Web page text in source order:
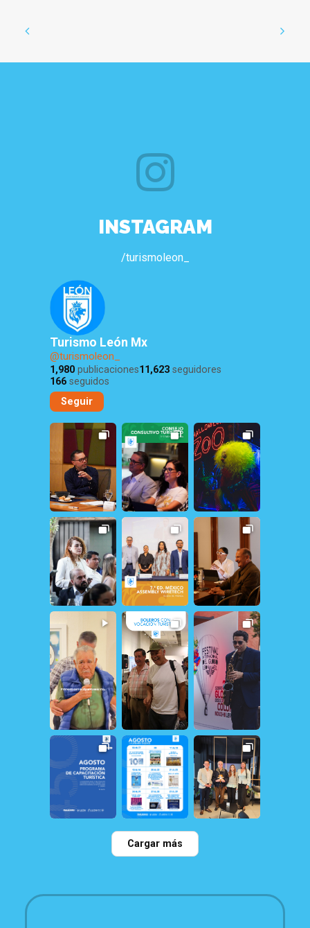
INSTAGRAM
/turismoleon_
Turismo León Mx
@turismoleon_
1,980 publicaciones11,623 seguidores
166 seguidos
Seguir
12 0 1 308
19 0 0
20 13 1 162 1
21 1
Cargar más